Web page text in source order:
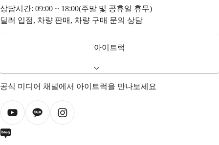
상담시간: 09:00 ~ 18:00(주말 및 공휴일 휴무)
딜러 입점, 차량 판매, 차량 구매 문의 상담
아이트럭
공식 미디어 채널에서 아이트럭을 만나보세요